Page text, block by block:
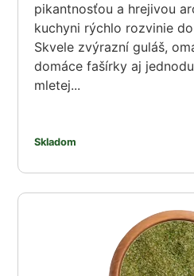
pikantnosťou a hrejivou
kuchyni rýchlo rozvinie
Skvele zvýrazní guláš,
domáce fašírky aj
mletej...
Skladom